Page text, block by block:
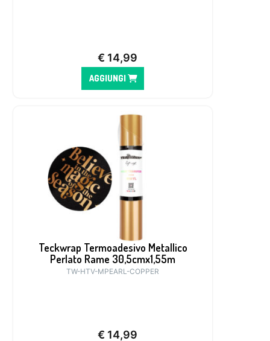
€ 14,99
AGGIUNGI
Teckwrap Termoadesivo Metallico
Perlato Rame 30,5cmx1,55m
TW-HTV-MPEARL-COPPER
€ 14,99